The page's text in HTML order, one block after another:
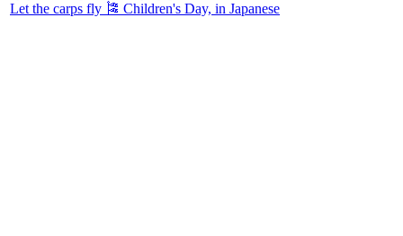
Let the carps fly 🎏 Children's Day, in Japanese